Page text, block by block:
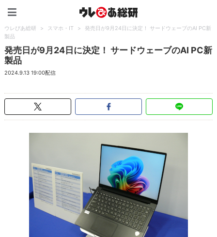
ウレぴあ総研 > スマホ・IT >
発売日が9月24日に決定！ サードウェーブのAI PC新
製品
発売日が9月24日に決定！ サードウェーブのAI PC新
製品
2024.9.13 19:00配信